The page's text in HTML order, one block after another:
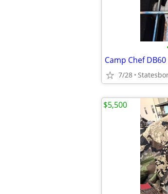
Camp Chef DB60
7/28
$5,500